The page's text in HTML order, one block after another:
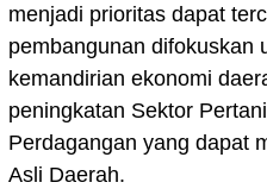
menjadi prioritas dapat
pembangunan difokuskan
kemandirian ekonomi
peningkatan Sektor
Perdagangan yang dapat
Asli Daerah.